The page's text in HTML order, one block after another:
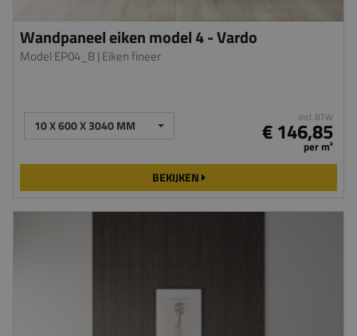
Wandpaneel eiken model 4 - Vardo
Model EP04_B| Eiken fineer
10 X 600 X 3040 MM incl. BTW
€ 146,85
per m²
BEKIJKEN